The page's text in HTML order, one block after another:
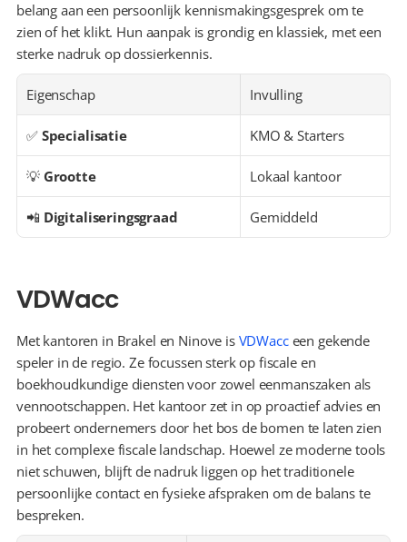
belang aan een persoonlijk kennismakingsgesprek om te
zien of het klikt. Hun aanpak is grondig en klassiek, met een
sterke nadruk op dossierkennis.
Eigenschap Invulling
✅ Specialisatie KMO & Starters
💡 Grootte Lokaal kantoor
📲 Digitaliseringsgraad Gemiddeld
VDWacc
Met kantoren in Brakel en Ninove is VDWacc een gekende
speler in de regio. Ze focussen sterk op fiscale en
boekhoudkundige diensten voor zowel eenmanszaken als
vennootschappen. Het kantoor zet in op proactief advies en
probeert ondernemers door het bos de bomen te laten zien
in het complexe fiscale landschap. Hoewel ze moderne tools
niet schuwen, blijft de nadruk liggen op het traditionele
persoonlijke contact en fysieke afspraken om de balans te
bespreken.